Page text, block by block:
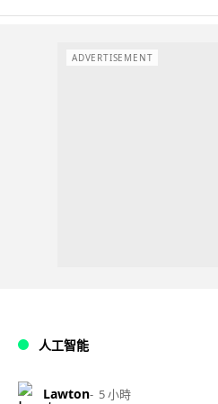
ADVERTISEMENT
人工智能
Lawton 5 小時